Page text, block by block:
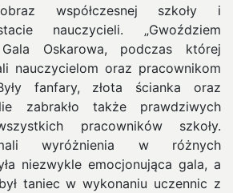
współczesnej szkoły i
nauczycieli. „Gwoździem
Oskarowa, podczas której
nauczycielom oraz pracownikom
fanfary, złota ścianka oraz
zabrakło także prawdziwych
pracowników szkoły.
wyróżnienia w różnych
niezwykle emocjonująca gala, a
taniec w wykonaniu uczennic z